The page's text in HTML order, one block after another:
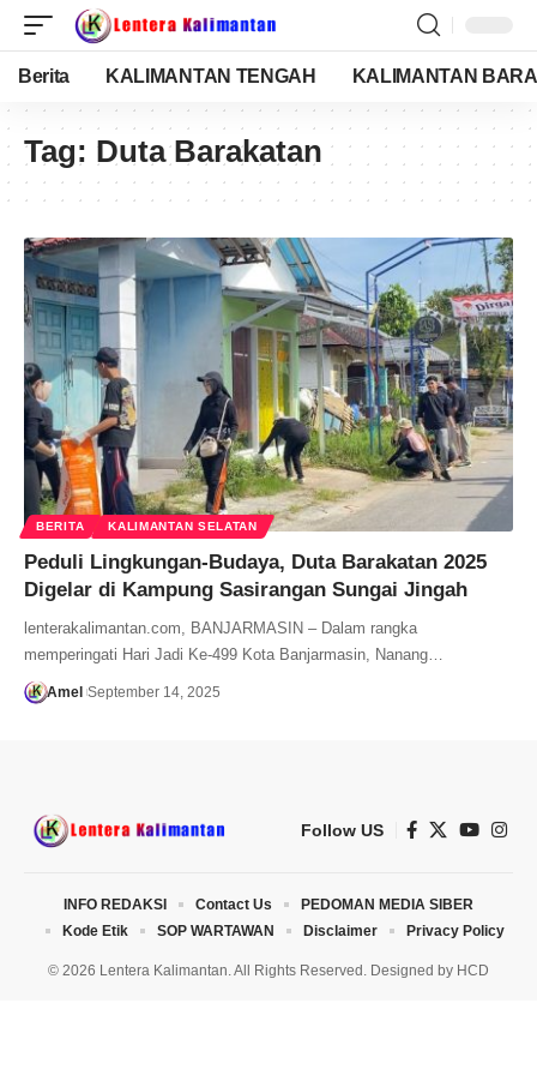
Berita KALIMANTAN TENGAH KALIMANTAN
Tag: Duta Barakatan
BERITA KALIMANTAN SELATAN
Peduli Lingkungan-Budaya, Duta Barakatan 2025
Digelar di Kampung Sasirangan Sungai Jingah
lenterakalimantan.com, BANJARMASIN – Dalam rangka
memperingati Hari Jadi Ke-499 Kota Banjarmasin, Nanang…
Amel September 14, 2025
Follow US
© 2026 Lentera Kalimantan. All Rights Reserved. Designed by HCD
INFO REDAKSI Contact Us
PEDOMAN MEDIA SIBER
Kode Etik
SOP WARTAWAN Disclaimer Privacy Policy